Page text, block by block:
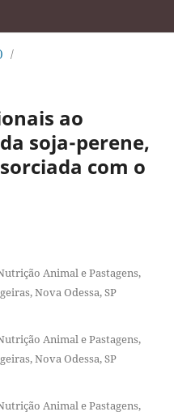
/
ao
soja-perene,
com o
Animal e Pastagens,
Nova Odessa, SP
Animal e Pastagens,
Nova Odessa, SP
Animal e Pastagens,